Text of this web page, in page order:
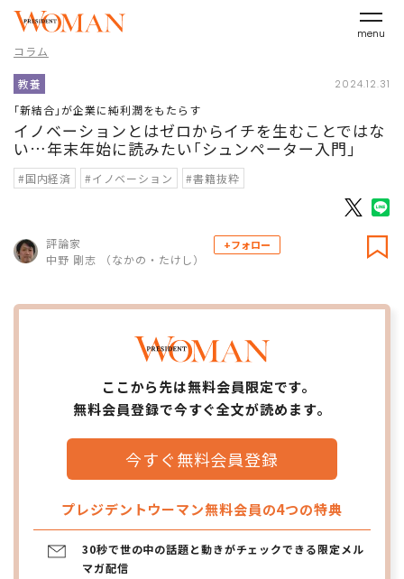
menu
コラム
教養 2024.12.31
｢新結合｣が企業に純利潤をもたらす
イノベーションとはゼロからイチを生むことではな
い…年末年始に読みたい｢シュンペーター入門｣
#国内経済 #イノベーション #書籍抜粋
評論家
中野 剛志 （なかの・たけし）
+フォロー
ここから先は無料会員限定です。
無料会員登録で今すぐ全文が読めます。
今すぐ無料会員登録
プレジデントウーマン無料会員の4つの特典
30秒で世の中の話題と動きがチェックできる限定メル
マガ配信